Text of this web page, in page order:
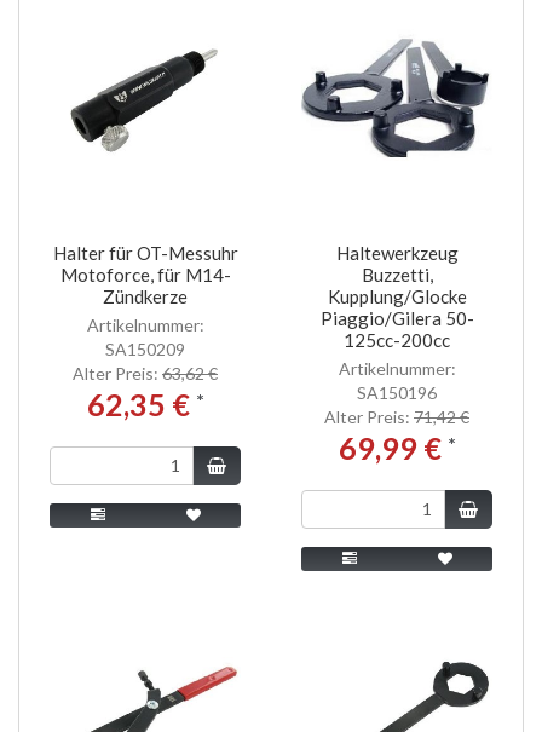
Halter für OT-Messuhr
Motoforce, für M14-
Zündkerze
Artikelnummer:
SA150209
Alter Preis: 63,62 €
62,35 € *
Haltewerkzeug
Buzzetti,
Kupplung/Glocke
Piaggio/Gilera 50-
125cc-200cc
Artikelnummer:
SA150196
Alter Preis: 71,42 €
69,99 € *